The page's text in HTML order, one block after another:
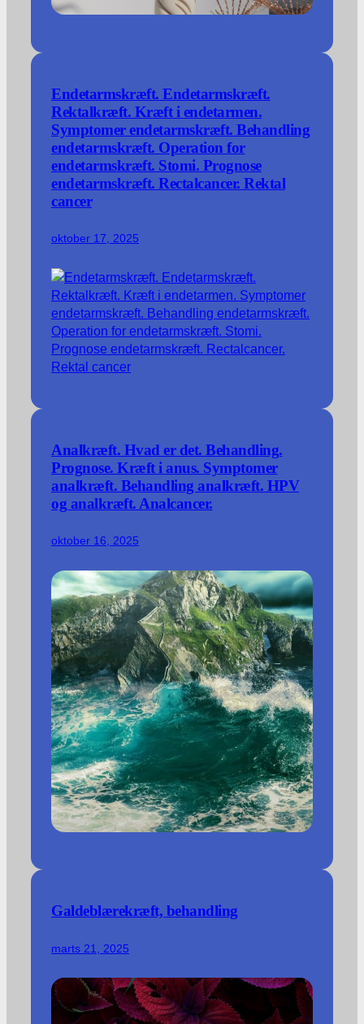
Endetarmskræft. Endetarmskræft.
Rektalkræft. Kræft i endetarmen.
Symptomer endetarmskræft. Behandling
endetarmskræft. Operation for
endetarmskræft. Stomi. Prognose
endetarmskræft. Rectalcancer. Rektal
cancer
oktober 17, 2025
Analkræft. Hvad er det. Behandling.
Prognose. Kræft i anus. Symptomer
analkræft. Behandling analkræft. HPV
og analkræft. Analcancer.
oktober 16, 2025
Galdeblærekræft, behandling
marts 21, 2025